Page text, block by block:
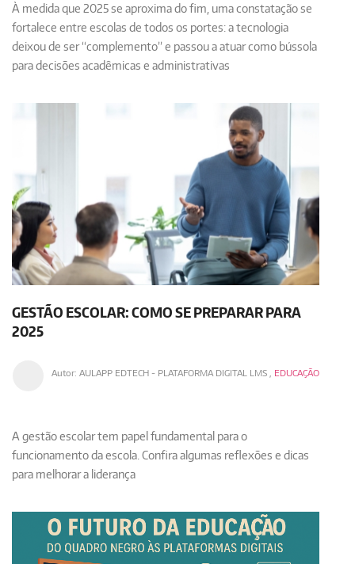
À medida que 2025 se aproxima do fim, uma constatação se
fortalece entre escolas de todos os portes: a tecnologia
deixou de ser “complemento” e passou a atuar como bússola
para decisões acadêmicas e administrativas
GESTÃO ESCOLAR: COMO SE PREPARAR PARA
2025
Autor: AULAPP EDTECH - PLATAFORMA DIGITAL LMS, EDUCAÇÃO
A gestão escolar tem papel fundamental para o
funcionamento da escola. Confira algumas reflexões e dicas
para melhorar a liderança